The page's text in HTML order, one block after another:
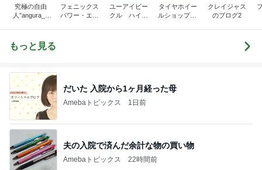
究極の自由
人”angura_0
フェニックス
パワー・エチ
ユーアイビー
クル ハイエ
タイヤホイー
ルショップSS
クレイジャス
のブログ2
もっと見る
だいた 入院から1ヶ月経った母
Amebaトピックス 1日前
夫の入院で済んだ余計な物の買い物
Amebaトピックス 22時間前